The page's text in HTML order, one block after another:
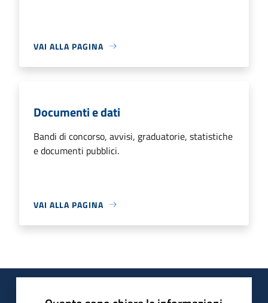
VAI ALLA PAGINA
Documenti e dati
Bandi di concorso, avvisi, graduatorie, statistiche
e documenti pubblici.
VAI ALLA PAGINA